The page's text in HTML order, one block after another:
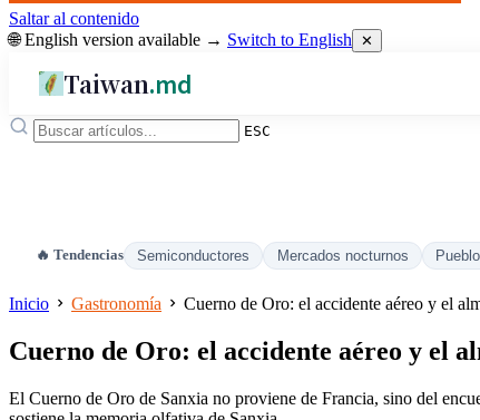
Saltar al contenido
🌐 English version available → Switch to English ✕
Taiwan.md
ESC
🔥 Tendencias Semiconductores Mercados nocturnos
Inicio Gastronomía Cuerno de Oro: el accidente aéreo y el
Cuerno de Oro: el accidente aéreo y el
El Cuerno de Oro de Sanxia no proviene de Francia, sino del